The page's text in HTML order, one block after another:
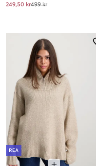
249,50 kr499 kr
REA